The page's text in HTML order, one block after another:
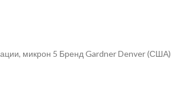
микрон 5 Бренд Gardner Denver